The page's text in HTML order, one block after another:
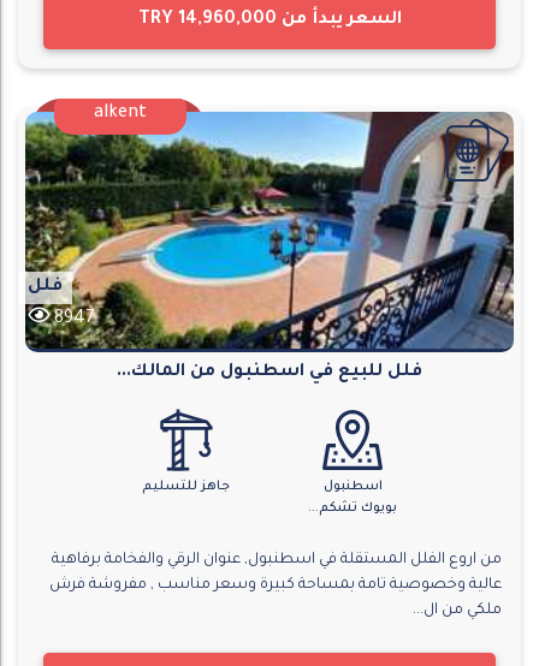
السعر يبدأ من TRY 14,960,000
alkent
فلل
8947
فلل للبيع في اسطنبول من المالك...
اسطنبول
بويوك تشكم...
جاهز للتسليم
من اروع الفلل المستقلة في اسطنبول, عنوان الرقي والفخامة برفاهية
عالية وخصوصية تامة بمساحة كبيرة وسعر مناسب , مفروشة فرش
ملكي من ال...